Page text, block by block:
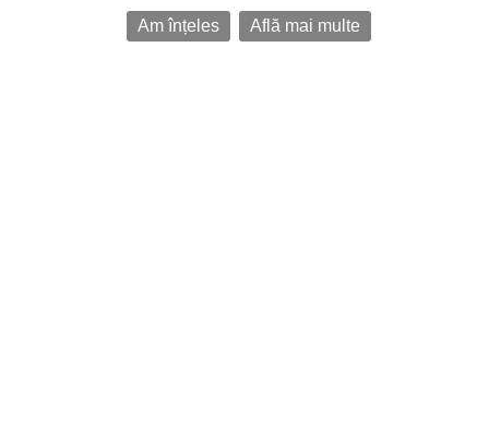
Am înțeles
Află mai multe